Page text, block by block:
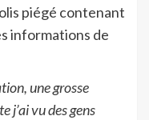
piégé contenant
informations de
une grosse
j’ai vu des gens